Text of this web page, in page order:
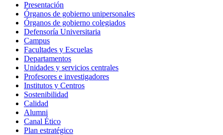
Presentación
Órganos de gobierno unipersonales
Órganos de gobierno colegiados
Defensoría Universitaria
Campus
Facultades y Escuelas
Departamentos
Unidades y servicios centrales
Profesores e investigadores
Institutos y Centros
Sostenibilidad
Calidad
Alumni
Canal Ético
Plan estratégico